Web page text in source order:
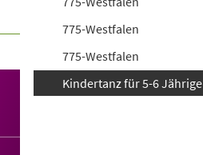
775-Westfalen
775-Westfalen
Kindertanz für 5-6 Jährige